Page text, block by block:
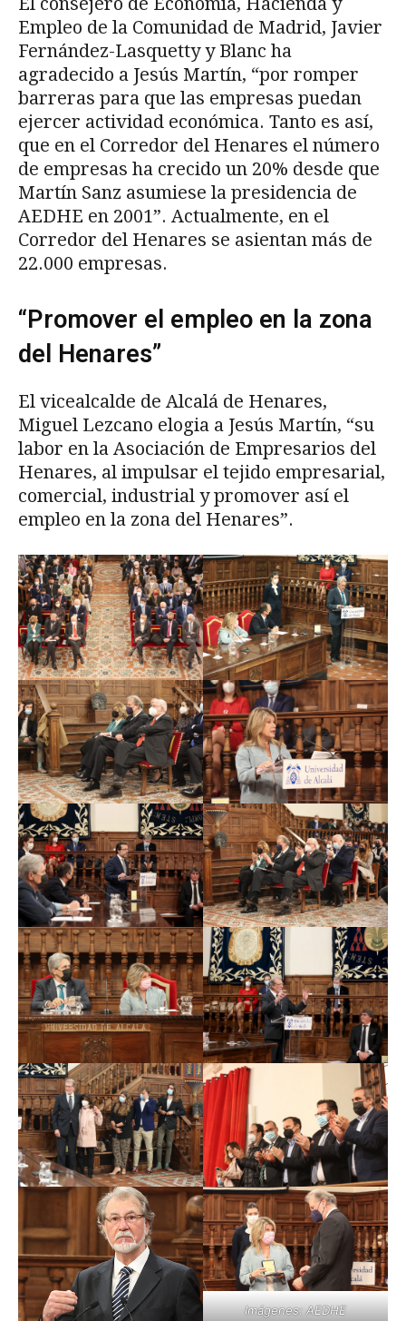
Empleo de la Comunidad de Madrid, Javier
Fernández-Lasquetty y Blanc ha
agradecido a Jesús Martín, “por romper
barreras para que las empresas puedan
ejercer actividad económica. Tanto es así,
que en el Corredor del Henares el número
de empresas ha crecido un 20% desde que
Martín Sanz asumiese la presidencia de
AEDHE en 2001”. Actualmente, en el
Corredor del Henares se asientan más de
22.000 empresas.
“Promover el empleo en la zona
del Henares”
El vicealcalde de Alcalá de Henares,
Miguel Lezcano elogia a Jesús Martín, “su
labor en la Asociación de Empresarios del
Henares, al impulsar el tejido empresarial,
comercial, industrial y promover así el
empleo en la zona del Henares”.
Imágenes: AEDHE